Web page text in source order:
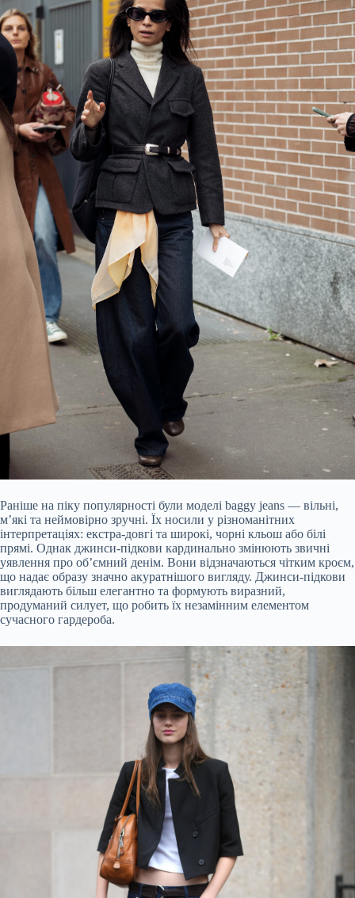
Раніше на піку популярності були моделі baggy jeans — вільні,
м’які та неймовірно зручні. Їх носили у різноманітних
інтерпретаціях: екстра-довгі та широкі, чорні кльош або білі
прямі. Однак джинси-підкови кардинально змінюють звичні
уявлення про об’ємний денім. Вони відзначаються чітким кроєм,
що надає образу значно акуратнішого вигляду. Джинси-підкови
виглядають більш елегантно та формують виразний,
продуманий силует, що робить їх незамінним елементом
сучасного гардероба.